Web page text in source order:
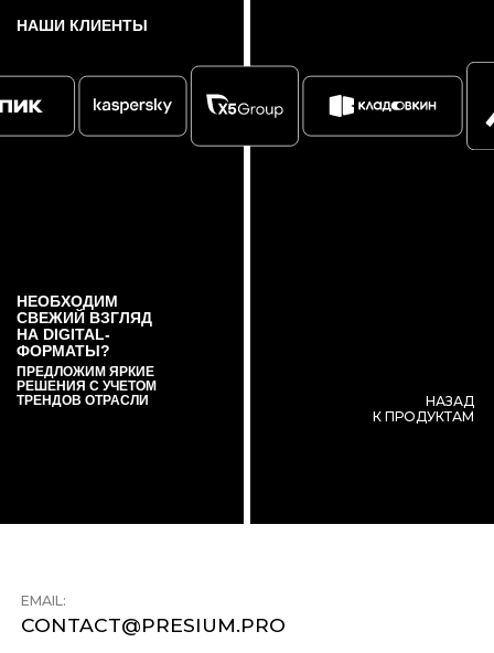
НАШИ КЛИЕНТЫ
НЕОБХОДИМ
СВЕЖИЙ ВЗГЛЯД
НА DIGITAL-
ФОРМАТЫ?
ПРЕДЛОЖИМ ЯРКИЕ
РЕШЕНИЯ С УЧЕТОМ
ТРЕНДОВ ОТРАСЛИ
НАЗАД
К ПРОДУКТАМ
ПОЛИТИКА ОБРАБОТКИ ДАННЫХ